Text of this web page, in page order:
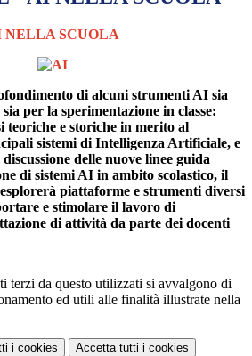
NELLA SCUOLA
di alcuni strumenti AI sia
per la sperimentazione in classe:
teoriche e storiche in merito al
sistemi di Intelligenza Artificiale, e
delle nuove linee guida
di sistemi AI in ambito scolastico, il
piattaforme e strumenti diversi
e stimolare il lavoro di
di attività da parte dei docenti
terzi da questo utilizzati si avvalgono di
ed utili alle finalità illustrate nella
i cookies Accetta tutti i cookies